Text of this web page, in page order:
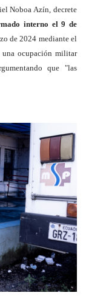
Noboa Azín, decrete
interno el 9 de
de 2024 mediante el
ocupación militar
que "las